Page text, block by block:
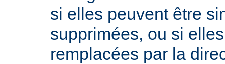
si elles peuvent être
supprimées, ou si
remplacées par la